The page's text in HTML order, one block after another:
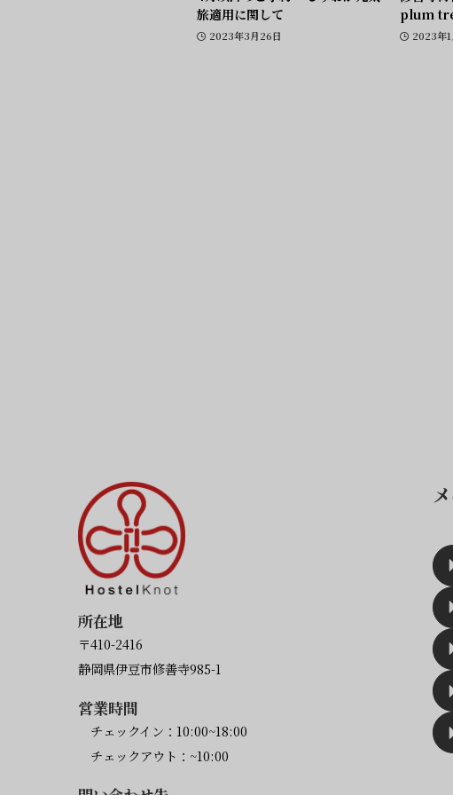
旅適用に関して
2023年3月26日
plum
2023年1
所在地
〒410-2416
静岡県伊豆市修善寺985-1
営業時間
チェックイン：10:00~18:00
チェックアウト：~10:00